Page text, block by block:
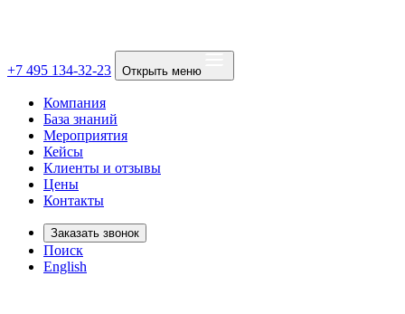
+7 495 134-32-23 Открыть меню
Компания
База знаний
Мероприятия
Кейсы
Клиенты и отзывы
Цены
Контакты
Заказать звонок
Поиск
English